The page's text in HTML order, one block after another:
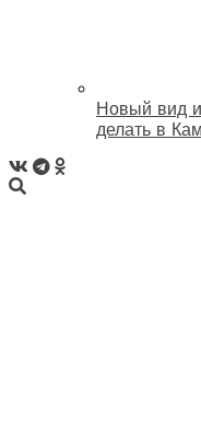
Новый вид
делать в